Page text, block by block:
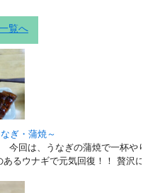
覧へ
ぎ・蒲焼～
今回は、うなぎの蒲焼で一杯や
るウナギで元気回復！！ 贅沢